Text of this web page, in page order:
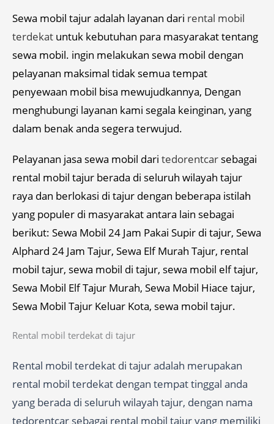
Sewa mobil tajur adalah layanan dari rental mobil
terdekat untuk kebutuhan para masyarakat tentang
sewa mobil. ingin melakukan sewa mobil dengan
pelayanan maksimal tidak semua tempat
penyewaan mobil bisa mewujudkannya, Dengan
menghubungi layanan kami segala keinginan, yang
dalam benak anda segera terwujud.
Pelayanan jasa sewa mobil dari tedorentcar sebagai
rental mobil tajur berada di seluruh wilayah tajur
raya dan berlokasi di tajur dengan beberapa istilah
yang populer di masyarakat antara lain sebagai
berikut: Sewa Mobil 24 Jam Pakai Supir di tajur, Sewa
Alphard 24 Jam Tajur, Sewa Elf Murah Tajur, rental
mobil tajur, sewa mobil di tajur, sewa mobil elf tajur,
Sewa Mobil Elf Tajur Murah, Sewa Mobil Hiace tajur,
Sewa Mobil Tajur Keluar Kota, sewa mobil tajur.
Rental mobil terdekat di tajur
Rental mobil terdekat di tajur adalah merupakan
rental mobil terdekat dengan tempat tinggal anda
yang berada di seluruh wilayah tajur, dengan nama
tedorentcar sebagai rental mobil tajur yang memiliki